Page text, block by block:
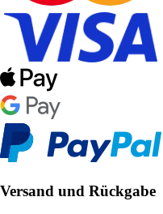
Versand und Rückgabe